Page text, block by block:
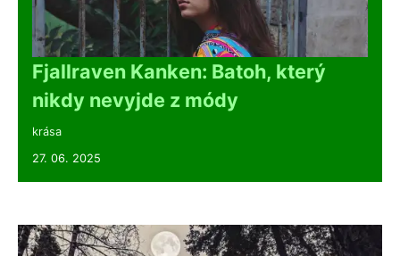
Fjallraven Kanken: Batoh, který
nikdy nevyjde z módy
krása
27. 06. 2025